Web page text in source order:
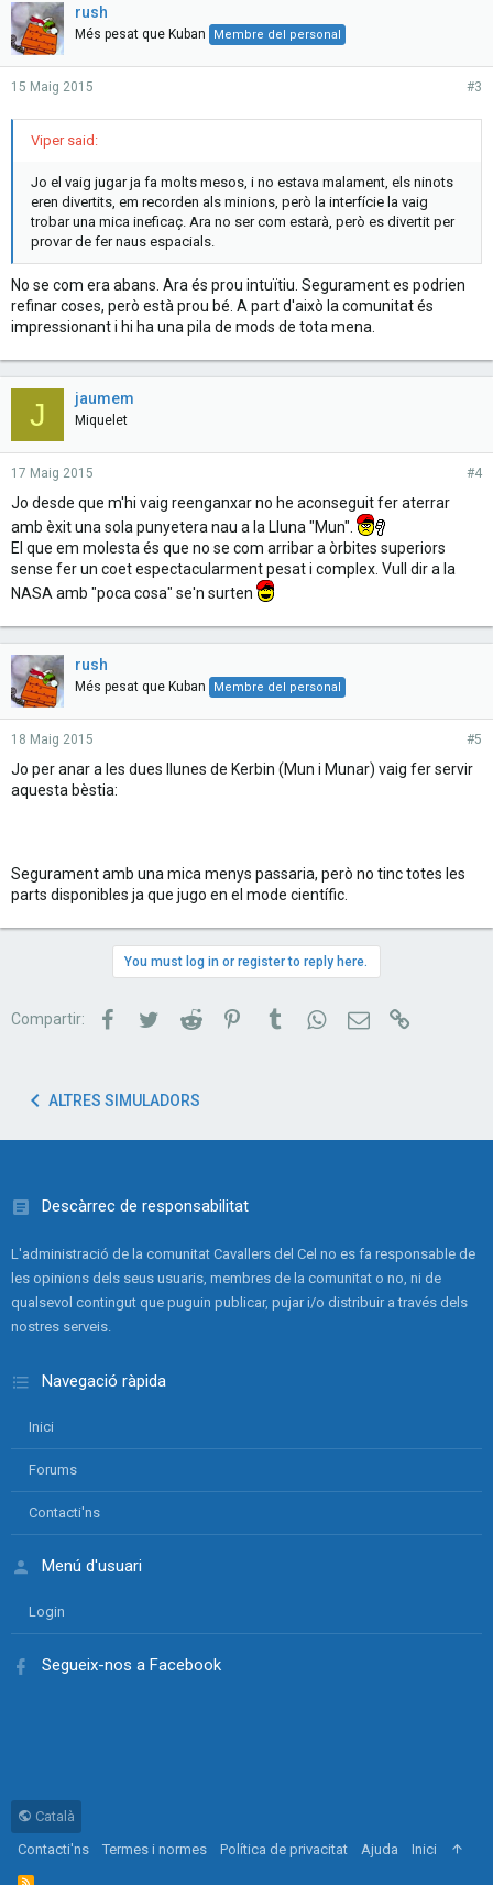
rush
Més pesat que Kuban Membre del personal
15 Maig 2015 #3
Viper said:
Jo el vaig jugar ja fa molts mesos, i no estava malament, els ninots
eren divertits, em recorden als minions, però la interfície la vaig
trobar una mica ineficaç. Ara no ser com estarà, però es divertit per
provar de fer naus espacials.
No se com era abans. Ara és prou intuïtiu. Segurament es podrien
refinar coses, però està prou bé. A part d'això la comunitat és
impressionant i hi ha una pila de mods de tota mena.
J jaumem
Miquelet
17 Maig 2015 #4
Jo desde que m'hi vaig reenganxar no he aconseguit fer aterrar
amb èxit una sola punyetera nau a la Lluna "Mun".
El que em molesta és que no se com arribar a òrbites superiors
sense fer un coet espectacularment pesat i complex. Vull dir a la
NASA amb "poca cosa" se'n surten
rush
Més pesat que Kuban Membre del personal
18 Maig 2015 #5
Jo per anar a les dues llunes de Kerbin (Mun i Munar) vaig fer servir
aquesta bèstia:
Segurament amb una mica menys passaria, però no tinc totes les
parts disponibles ja que jugo en el mode científic.
You must log in or register to reply here.
Compartir: FacebookTwitterReddit PinterestTumblrWhatsAppCorreu electrònic
ALTRES SIMULADORS
Descàrrec de responsabilitat
L'administració de la comunitat Cavallers del Cel no es fa responsable de
les opinions dels seus usuaris, membres de la comunitat o no, ni de
qualsevol contingut que puguin publicar, pujar i/o distribuir a través dels
nostres serveis.
Navegació ràpida
Inici
Forums
Contacti'ns
Menú d'usuari
Login
Segueix-nos a Facebook
Català
Contacti'ns
Termes i normes Política de privacitat Ajuda Inici
R